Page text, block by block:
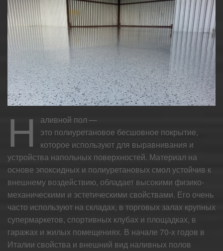
Н
аливной пол —
это полиуретановое бесшовное покрытие,
которое используют для выравнивания и
устройства напольных поверхностей. Материал на
основе эпоксидных и полиуретановых смол устойчив к
внешнему воздействию, обладает высокими физико-
механическими и эстетическими свойствами. Его очень
часто используют на складах, в торговых залах крупных
супермаркетов, спортивных клубах и площадках, в
гаражах и жилых помещениях. В начале 70-х годов в
Италии свойства и внешний вид наливных полов